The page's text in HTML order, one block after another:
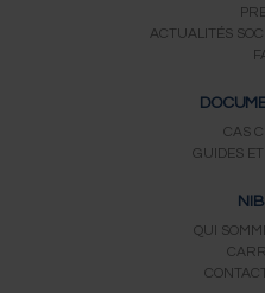
ACTUALITÉS
CAS
GUIDES
QUI